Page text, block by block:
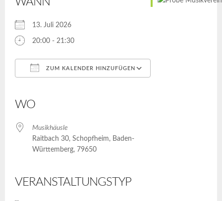
13. Juli 2026
20:00 - 21:30
ZUM KALENDER HINZUFÜGEN
WO
Musikhäusle
Raitbach 30, Schopfheim, Baden-
Württemberg, 79650
VERANSTALTUNGSTYP